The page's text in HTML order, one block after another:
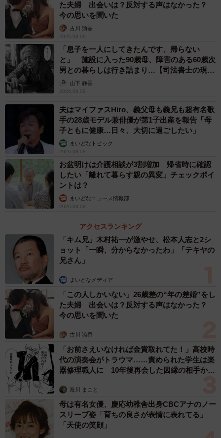
た夫婦 出会いは？反対する声はなかった？
今の思いを聞いた
古川 諭香
2026.08.09
「息子を一人にしてきたんです、帰らない
と」 施設に入った90歳母、障害のある60歳次
男との暮らしは行き詰まり…【司法書士の現場
から】山下 静香
2026.08.08
夫はマイファスHiro、義父母も義兄も超有名歌
手の28歳モデル兼俳優が第1子出産を報告「母
子ともに健康…日々、大切に過ごしたい」
まいどなトピック
2026.08.08
お盆明けは介護相談が3割増加 帰省時に確認
したい「離れて暮らす親の異変」チェックポイ
ントは？
まいどなニュース情報部
2026.08.08
アクセスランキング
「キム兄」木村祐一が激やせ、松本人志と2シ
ョット「一瞬、分からなかったわ」「テキヤの
兄さん」
まいどなメディア
「この人しかいない」26歳差の“年の差婚”をし
た夫婦 出会いは？反対する声はなかった？
今の思いを聞いた
古川 諭香
「お前さえいなければ金賞取れてた！」高校時
代の演奏会がトラウマ……責められた学生は楽
器修理職人に 10年後再会した因縁の相手から
海川 まこと
母は有名女優、慶応幼稚舎出身CBCアナのノー
スリーブ姿「育ちの良さが表情に表れてる」
「天使の笑顔」